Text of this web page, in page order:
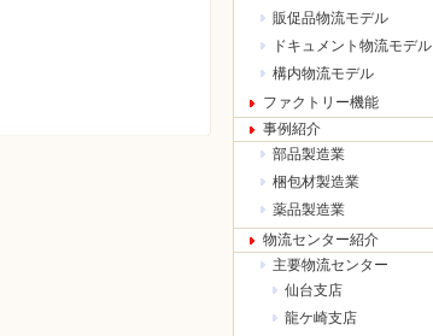
販促品物流モデル
ドキュメント物流モデル
構内物流モデル
ファクトリー機能
事例紹介
部品製造業
梱包材製造業
薬品製造業
物流センター紹介
主要物流センター
仙台支店
龍ケ崎支店